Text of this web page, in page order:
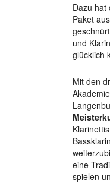
Dazu hat
Paket
und
glücklich
Mit den
eine
spielen